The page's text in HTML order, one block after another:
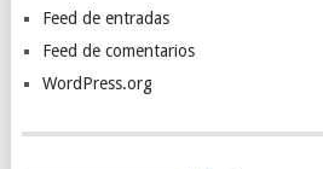
Feed de entradas
Feed de comentarios
WordPress.org